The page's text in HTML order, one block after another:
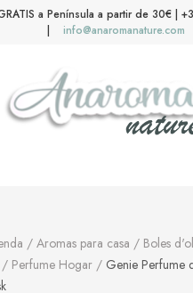
a Península a partir de 30€ |
|
info@anaromanature.com
/ Aromas para casa / Boles
/ Perfume Hogar / Genie Perfume